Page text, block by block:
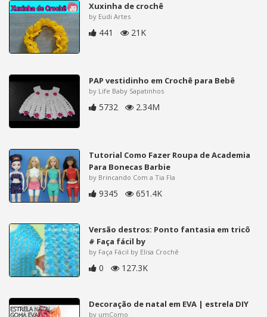
Xuxinha de crochê
by Eudi Artes
441 21K
PAP vestidinho em Crochê para Bebê
by Life Baby Sapatinhos
5732 2.34M
Tutorial Como Fazer Roupa de Academia
Para Bonecas Barbie
by Brincando Com a Tia Fla
9345 651.4K
Versão destros: Ponto fantasia em tricô
# Faça fácil by
by Faça Fácil by Elisa Crochê
0 127.3K
Decoração de natal em EVA | estrela DIY
by umComo